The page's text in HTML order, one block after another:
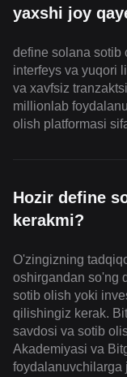
yaxshi joy
define solana sotib
interfeys va yuqori
va xavfsiz
millionlab
olish platformasi
Hozir define
kerakmi?
O'zingizning
oshirgandan so'ng
sotib olish yoki
qilishingiz kerak.
savdosi va sotib
Akademiyasi va
foydalanuvchilarga